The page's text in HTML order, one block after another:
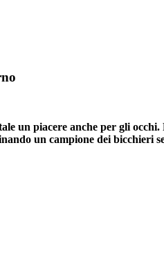
un piacere anche per gli
un campione dei bicchieri